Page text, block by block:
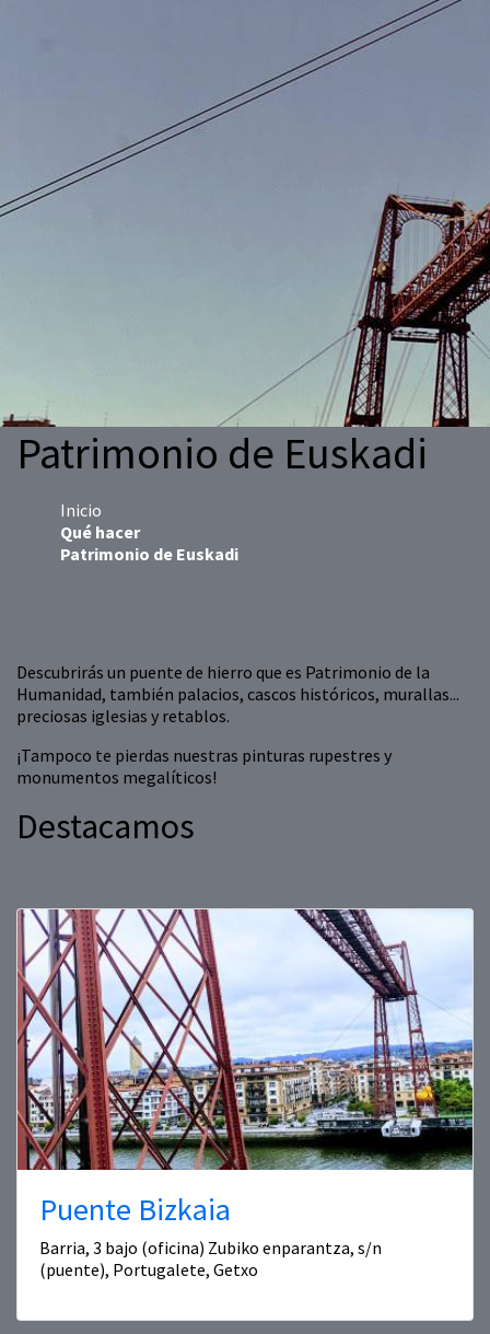
Patrimonio de Euskadi
Inicio
Qué hacer
Patrimonio de Euskadi
Descubrirás un puente de hierro que es Patrimonio de la
Humanidad, también palacios, cascos históricos, murallas...
preciosas iglesias y retablos.
¡Tampoco te pierdas nuestras pinturas rupestres y
monumentos megalíticos!
Destacamos
Puente Bizkaia
Barria, 3 bajo (oficina) Zubiko enparantza, s/n
(puente), Portugalete, Getxo